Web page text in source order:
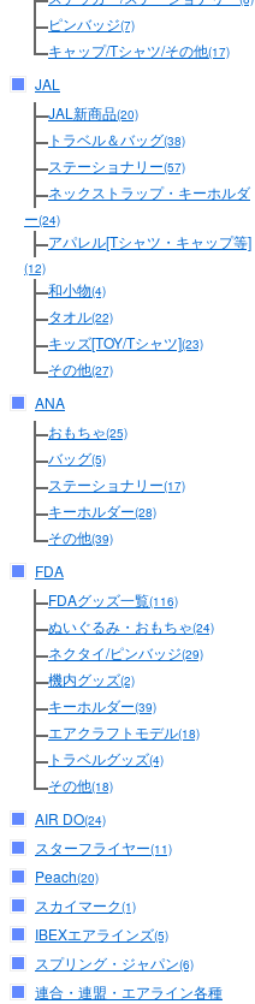
ピンバッジ(7)
キャップ/Tシャツ/その他(17)
JAL
JAL新商品(20)
トラベル＆バッグ(38)
ステーショナリー(57)
ネックストラップ・キーホルダ
ー(24)
アパレル[Tシャツ・キャップ等]
(12)
和小物(4)
タオル(22)
キッズ[TOY/Tシャツ](23)
その他(27)
ANA
おもちゃ(25)
バッグ(5)
ステーショナリー(17)
キーホルダー(28)
その他(39)
FDA
FDAグッズ一覧(116)
ぬいぐるみ・おもちゃ(24)
ネクタイ/ピンバッジ(29)
機内グッズ(2)
キーホルダー(39)
エアクラフトモデル(18)
トラベルグッズ(4)
その他(18)
AIR DO(24)
スターフライヤー(11)
Peach(20)
スカイマーク(1)
IBEXエアラインズ(5)
スプリング・ジャパン(6)
連合・連盟・エアライン各種